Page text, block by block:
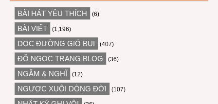
BÀI HÁT YÊU THÍCH (6)
BÀI VIẾT (1,196)
DỌC ĐƯỜNG GIÓ BỤI (407)
ĐỖ NGỌC TRANG BLOG (36)
NGẪM & NGHĨ (12)
NGƯỢC XUÔI DÒNG ĐỜI (107)